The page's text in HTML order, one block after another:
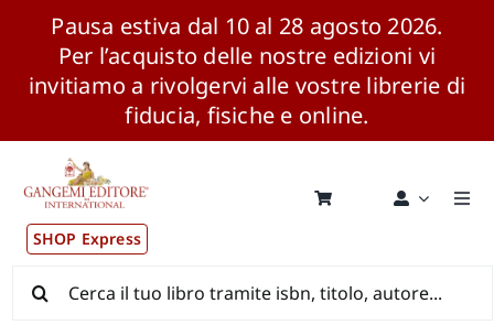
Pausa estiva dal 10 al 28 agosto 2026.
Per l’acquisto delle nostre edizioni vi
invitiamo a rivolgervi alle vostre librerie di
fiducia, fisiche e online.
contenuto
SHOP Express
Pubblicazioni
per: